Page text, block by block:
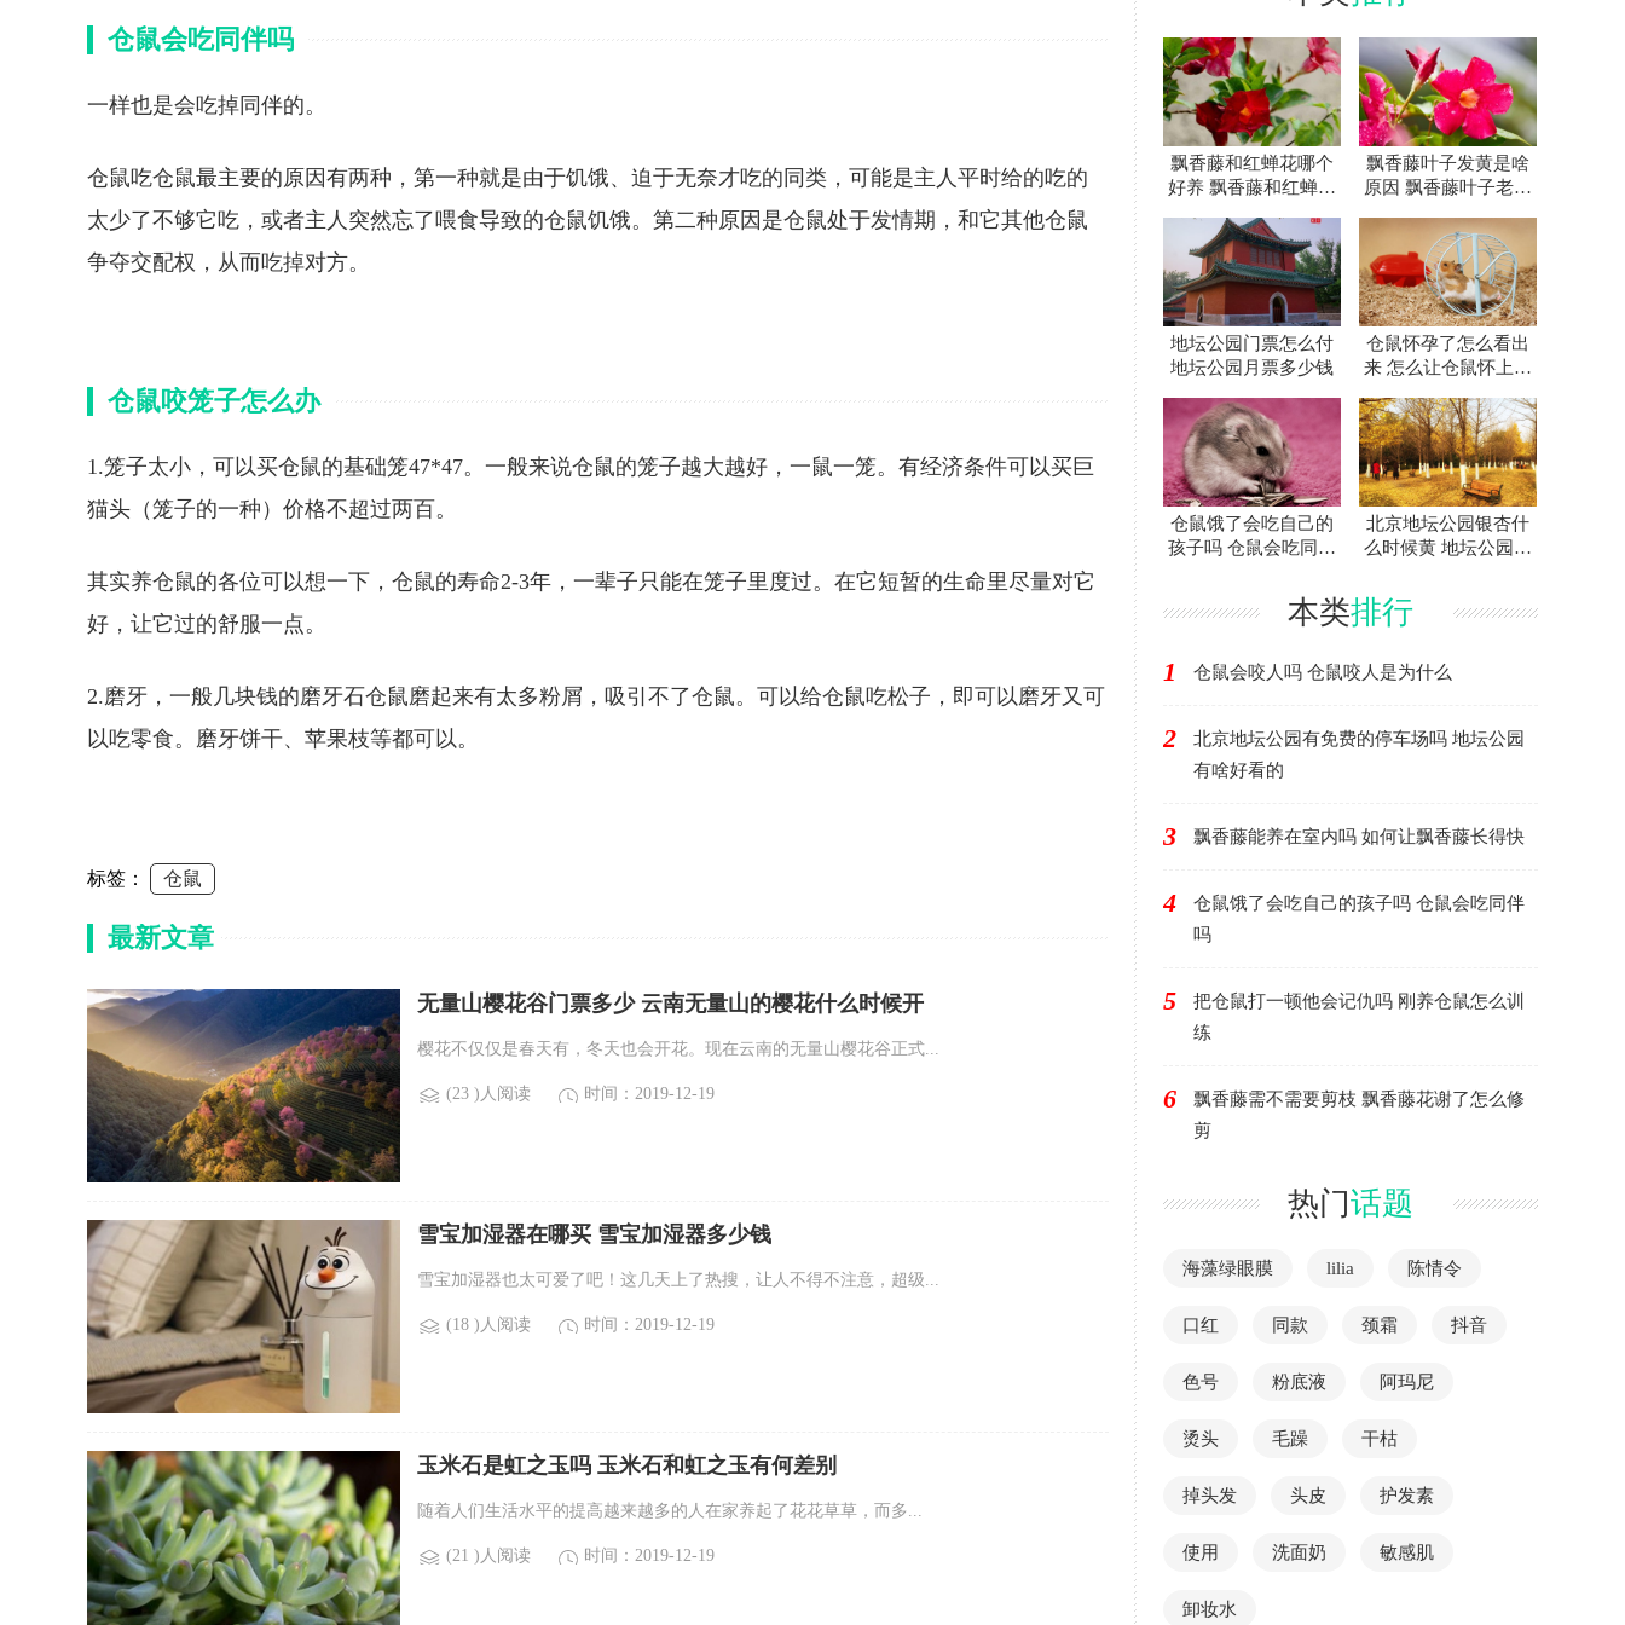
仓鼠会吃同伴吗
一样也是会吃掉同伴的。
仓鼠吃仓鼠最主要的原因有两种，第一种就是由于饥饿、迫于无奈才吃的同类，可能是主人平时给的吃的
太少了不够它吃，或者主人突然忘了喂食导致的仓鼠饥饿。第二种原因是仓鼠处于发情期，和它其他仓鼠
争夺交配权，从而吃掉对方。
仓鼠咬笼子怎么办
1.笼子太小，可以买仓鼠的基础笼47*47。一般来说仓鼠的笼子越大越好，一鼠一笼。有经济条件可以买巨
猫头（笼子的一种）价格不超过两百。
其实养仓鼠的各位可以想一下，仓鼠的寿命2-3年，一辈子只能在笼子里度过。在它短暂的生命里尽量对它
好，让它过的舒服一点。
2.磨牙，一般几块钱的磨牙石仓鼠磨起来有太多粉屑，吸引不了仓鼠。可以给仓鼠吃松子，即可以磨牙又可
以吃零食。磨牙饼干、苹果枝等都可以。
标签： 仓鼠
最新文章
无量山樱花谷门票多少 云南无量山的樱花什么时候开
樱花不仅仅是春天有，冬天也会开花。现在云南的无量山樱花谷正式...
(23 )人阅读 时间：2019-12-19
雪宝加湿器在哪买 雪宝加湿器多少钱
雪宝加湿器也太可爱了吧！这几天上了热搜，让人不得不注意，超级...
(18 )人阅读 时间：2019-12-19
玉米石是虹之玉吗 玉米石和虹之玉有何差别
随着人们生活水平的提高越来越多的人在家养起了花花草草，而​多...
(21 )人阅读 时间：2019-12-19
飘香藤和红蝉花哪个
好养 飘香藤和红蝉花
飘香藤叶子发黄是啥
原因 飘香藤叶子老黄
地坛公园门票怎么付
地坛公园月票多少钱
仓鼠怀孕了怎么看出
来 怎么让仓鼠怀上宝
仓鼠饿了会吃自己的
孩子吗 仓鼠会吃同伴
北京地坛公园银杏什
么时候黄 地坛公园银
本类排行
1 仓鼠会咬人吗 仓鼠咬人是为什么
2
北京地坛公园有免费的停车场吗 地坛公园
有啥好看的
3 飘香藤能养在室内吗 如何让飘香藤长得快
4
仓鼠饿了会吃自己的孩子吗 仓鼠会吃同伴
吗
5
把仓鼠打一顿他会记仇吗 刚养仓鼠怎么训
练
6
飘香藤需不需要剪枝 飘香藤花谢了怎么修
剪
热门话题
海藻绿眼膜 lilia 陈情令
口红 同款 颈霜 抖音
色号 粉底液 阿玛尼
烫头 毛躁 干枯
掉头发 头皮 护发素
使用 洗面奶 敏感肌
卸妆水